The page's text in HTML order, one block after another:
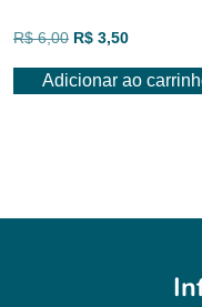
R$6,00 O
original
R$ 3,50O
atual
Adicionar ao